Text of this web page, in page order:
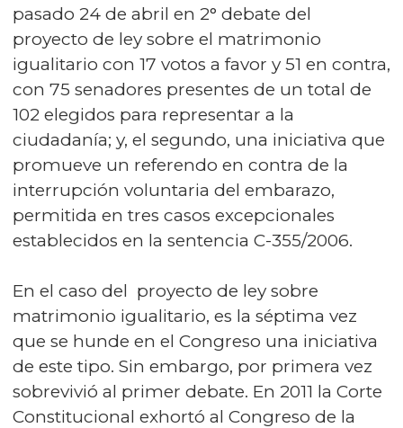
pasado 24 de abril en 2° debate del
proyecto de ley sobre el matrimonio
igualitario con 17 votos a favor y 51 en contra,
con 75 senadores presentes de un total de
102 elegidos para representar a la
ciudadanía; y, el segundo, una iniciativa que
promueve un referendo en contra de la
interrupción voluntaria del embarazo,
permitida en tres casos excepcionales
establecidos en la sentencia C-355/2006.
En el caso del proyecto de ley sobre
matrimonio igualitario, es la séptima vez
que se hunde en el Congreso una iniciativa
de este tipo. Sin embargo, por primera vez
sobrevivió al primer debate. En 2011 la Corte
Constitucional exhortó al Congreso de la